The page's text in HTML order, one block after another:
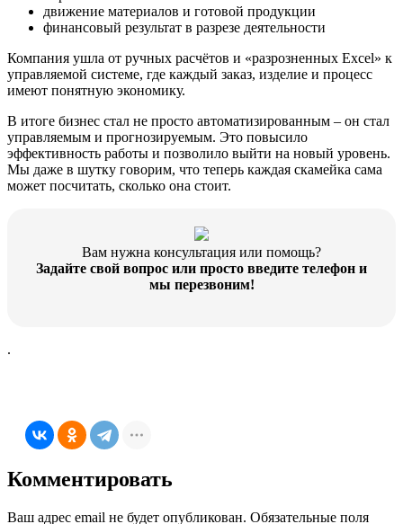
движение материалов и готовой продукции
финансовый результат в разрезе деятельности
Компания ушла от ручных расчётов и «разрозненных Excel» к
управляемой системе, где каждый заказ, изделие и процесс
имеют понятную экономику.
В итоге бизнес стал не просто автоматизированным – он стал
управляемым и прогнозируемым. Это повысило
эффективность работы и позволило выйти на новый уровень.
Мы даже в шутку говорим, что теперь каждая скамейка сама
может посчитать, сколько она стоит.
Вам нужна консультация или помощь?
Задайте свой вопрос или просто введите телефон и
мы перезвоним!
.
Комментировать
Ваш адрес email не будет опубликован. Обязательные поля